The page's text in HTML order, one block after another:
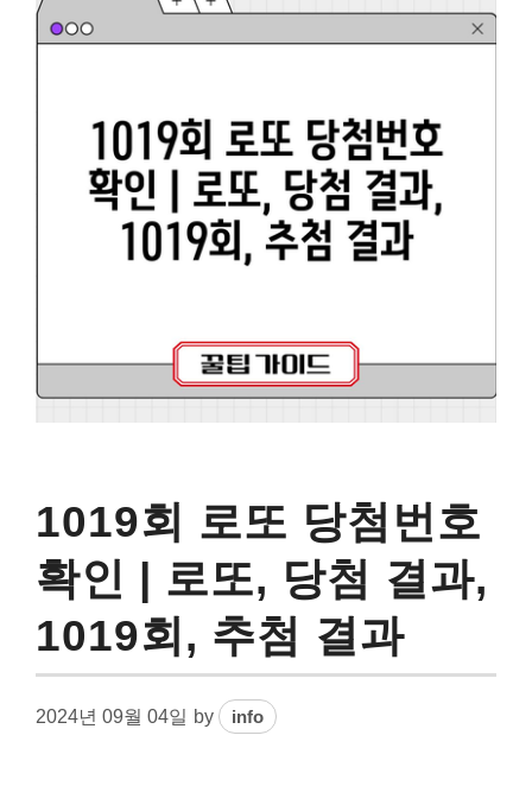
1019회 로또 당첨번호
확인 | 로또, 당첨 결과,
1019회, 추첨 결과
2024년 09월 04일 by info